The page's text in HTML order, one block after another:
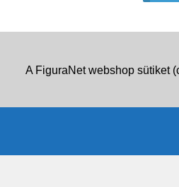
A FiguraNet webshop sütiket